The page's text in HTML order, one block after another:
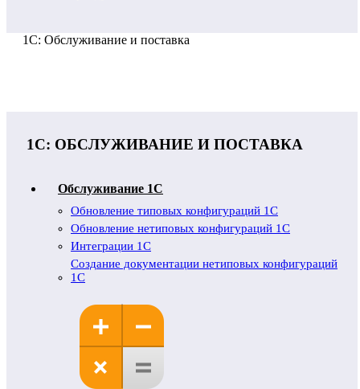
1С: Обслуживание и поставка
1С: ОБСЛУЖИВАНИЕ И ПОСТАВКА
Обслуживание 1C
Обновление типовых конфигураций 1С
Обновление нетиповых конфигураций 1С
Интеграции 1С
Создание документации нетиповых конфигураций
1С